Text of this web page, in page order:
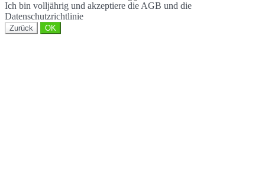
Ich bin volljährig und akzeptiere die AGB und die
Datenschutzrichtlinie
Zurück OK